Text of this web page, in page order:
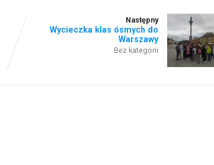
Następny
Wycieczka klas ósmych do
Warszawy
Bez kategorii